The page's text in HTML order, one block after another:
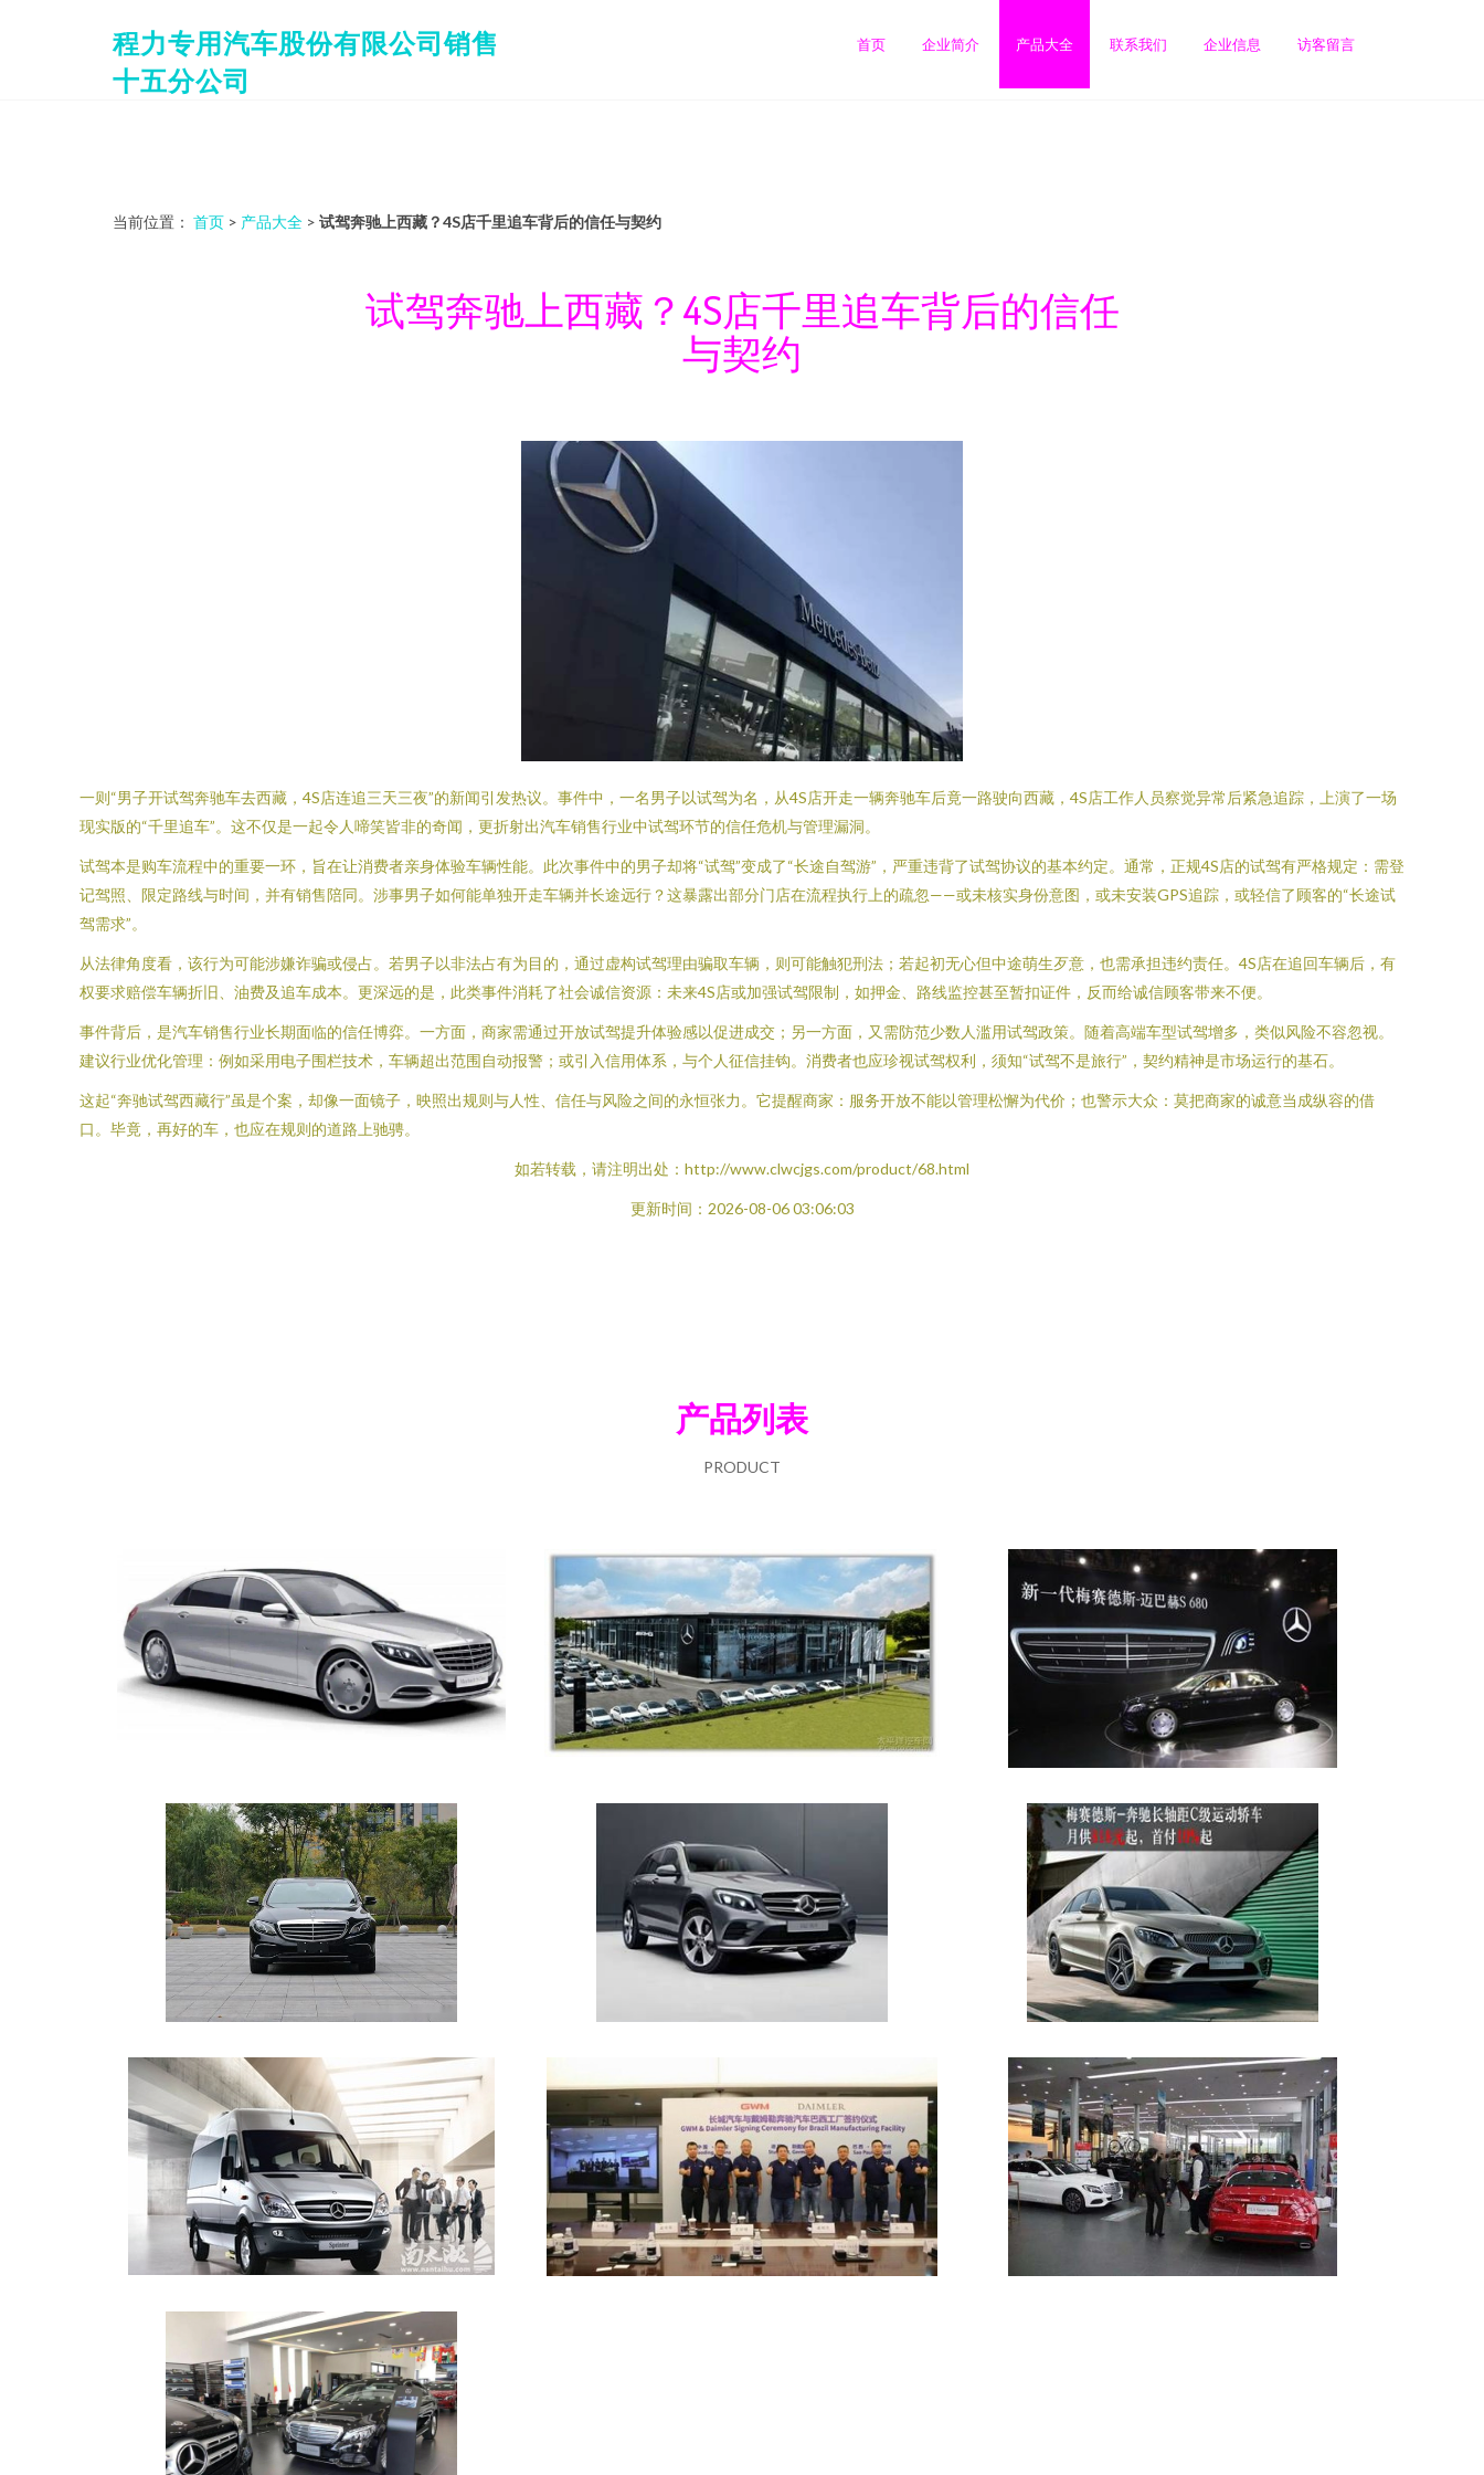
程力专用汽车股份有限公司销售
十五分公司
首页 企业简介 产品大全 联系我们 企业信息 访客留言
当前位置： 首页 > 产品大全 > 试驾奔驰上西藏？4S店千里追车背后的信任与契约
试驾奔驰上西藏？4S店千里追车背后的信任
与契约
一则“男子开试驾奔驰车去西藏，4S店连追三天三夜”的新闻引发热议。事件中，一名男子以试驾为名，从4S店开走一辆奔驰车后竟一路驶向西藏，4S店工作人员察觉异常后紧急追踪，上演了一场
现实版的“千里追车”。这不仅是一起令人啼笑皆非的奇闻，更折射出汽车销售行业中试驾环节的信任危机与管理漏洞。
试驾本是购车流程中的重要一环，旨在让消费者亲身体验车辆性能。此次事件中的男子却将“试驾”变成了“长途自驾游”，严重违背了试驾协议的基本约定。通常，正规4S店的试驾有严格规定：需登
记驾照、限定路线与时间，并有销售陪同。涉事男子如何能单独开走车辆并长途远行？这暴露出部分门店在流程执行上的疏忽——或未核实身份意图，或未安装GPS追踪，或轻信了顾客的“长途试
驾需求”。
从法律角度看，该行为可能涉嫌诈骗或侵占。若男子以非法占有为目的，通过虚构试驾理由骗取车辆，则可能触犯刑法；若起初无心但中途萌生歹意，也需承担违约责任。4S店在追回车辆后，有
权要求赔偿车辆折旧、油费及追车成本。更深远的是，此类事件消耗了社会诚信资源：未来4S店或加强试驾限制，如押金、路线监控甚至暂扣证件，反而给诚信顾客带来不便。
事件背后，是汽车销售行业长期面临的信任博弈。一方面，商家需通过开放试驾提升体验感以促进成交；另一方面，又需防范少数人滥用试驾政策。随着高端车型试驾增多，类似风险不容忽视。
建议行业优化管理：例如采用电子围栏技术，车辆超出范围自动报警；或引入信用体系，与个人征信挂钩。消费者也应珍视试驾权利，须知“试驾不是旅行”，契约精神是市场运行的基石。
这起“奔驰试驾西藏行”虽是个案，却像一面镜子，映照出规则与人性、信任与风险之间的永恒张力。它提醒商家：服务开放不能以管理松懈为代价；也警示大众：莫把商家的诚意当成纵容的借
口。毕竟，再好的车，也应在规则的道路上驰骋。
如若转载，请注明出处：http://www.clwcjgs.com/product/68.html
更新时间：2026-08-06 03:06:03
产品列表
PRODUCT